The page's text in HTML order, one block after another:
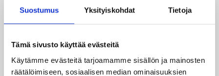
Suostumus Yksityiskohdat Tietoja
Tämä sivusto käyttää evästeitä
Käytämme evästeitä tarjoamamme sisällön ja mainosten
räätälöimiseen, sosiaalisen median ominaisuuksien
sekä nuorten valtakunnallisissa sarjoissa on tästä
erillinen ohje.
eLSA-sarjanhallinta-alustaa käyttävien ei tarvitse käydä
erikseen lisäämässä ottelutulosta eSCO:sta mihinkään.
FIBA Organizer -sarjanhallintaa käyttävien pitää
ottelutulos käydä merkitsemässä FORGiin ottelun